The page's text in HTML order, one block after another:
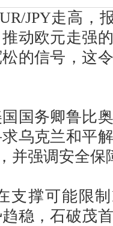
JPY走高，报
动欧元走强
的信号，这
务卿鲁比奥
乌克兰和平
并强调安全
撑可能限制
稳，石破茂